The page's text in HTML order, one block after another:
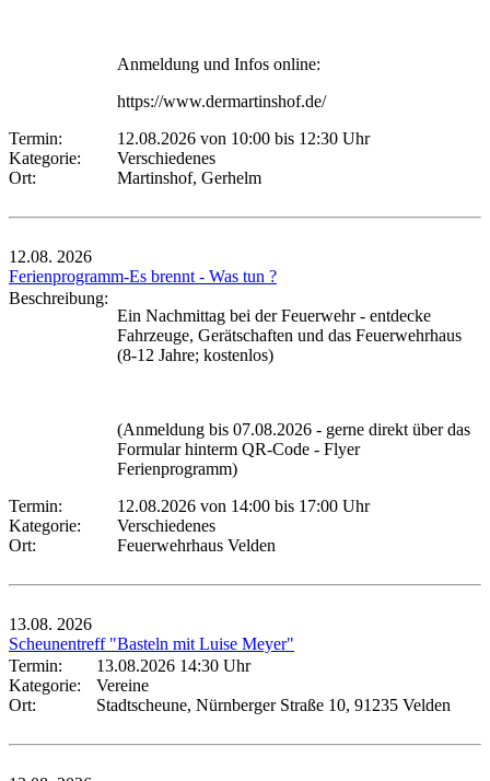
Anmeldung und Infos online:
https://www.dermartinshof.de/
Termin:
12.08.2026 von 10:00 bis 12:30 Uhr
Kategorie:
Verschiedenes
Ort:
Martinshof, Gerhelm
12.08. 2026
Ferienprogramm-Es brennt - Was tun ?
Beschreibung:
Ein Nachmittag bei der Feuerwehr - entdecke
Fahrzeuge, Gerätschaften und das Feuerwehrhaus
(8-12 Jahre; kostenlos)
(Anmeldung bis 07.08.2026 - gerne direkt über das
Formular hinterm QR-Code - Flyer
Ferienprogramm)
Termin:
12.08.2026 von 14:00 bis 17:00 Uhr
Kategorie:
Verschiedenes
Ort:
Feuerwehrhaus Velden
13.08. 2026
Scheunentreff "Basteln mit Luise Meyer"
Termin:
13.08.2026 14:30 Uhr
Kategorie:
Vereine
Ort:
Stadtscheune, Nürnberger Straße 10, 91235 Velden